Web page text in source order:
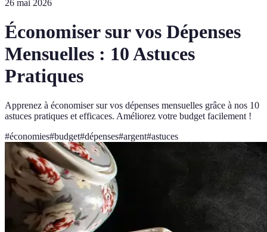
26 mai 2026
Économiser sur vos Dépenses
Mensuelles : 10 Astuces
Pratiques
Apprenez à économiser sur vos dépenses mensuelles grâce à nos 10
astuces pratiques et efficaces. Améliorez votre budget facilement !
#économies#budget#dépenses#argent#astuces